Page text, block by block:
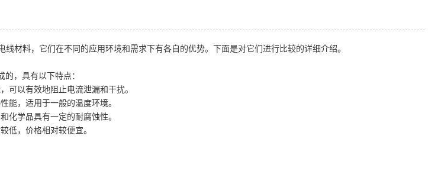
线材料，它们在不同的应用环境和需求下有各自的优势。下面是对它们进行比较的详细介绍。
，具有以下特点：
以有效地阻止电流泄漏和干扰。
，适用于一般的温度环境。
学品具有一定的耐腐蚀性。
，价格相对较便宜。